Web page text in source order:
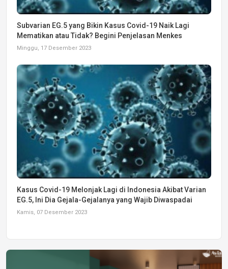
Subvarian EG.5 yang Bikin Kasus Covid-19 Naik Lagi
Mematikan atau Tidak? Begini Penjelasan Menkes
Minggu, 17 Desember 2023
Kasus Covid-19 Melonjak Lagi di Indonesia Akibat Varian
EG.5, Ini Dia Gejala-Gejalanya yang Wajib Diwaspadai
Kamis, 07 Desember 2023